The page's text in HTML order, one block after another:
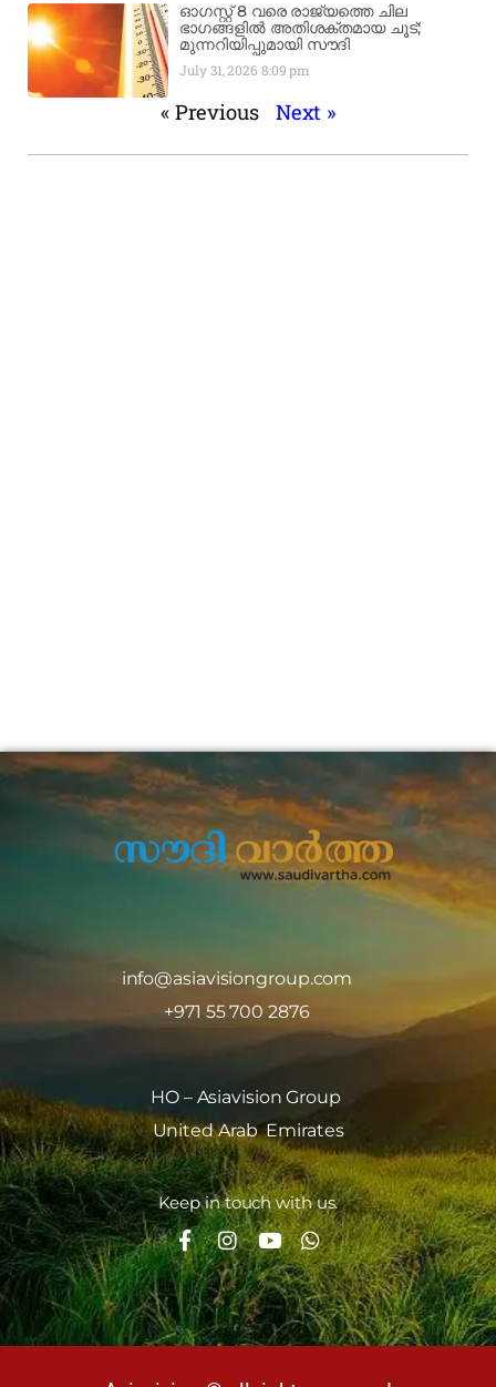
ഓഗസ്റ്റ് 8 വരെ രാജ്യത്തെ ചില
ഭാഗങ്ങളിൽ അതിശക്തമായ ചൂട്;
മുന്നറിയിപ്പുമായി സൗദി
July 31, 2026 8:09 pm
« Previous Next »
info@asiavisiongroup.com
+971 55 700 2876
HO – Asiavision Group
United Arab Emirates
Keep in touch with us.